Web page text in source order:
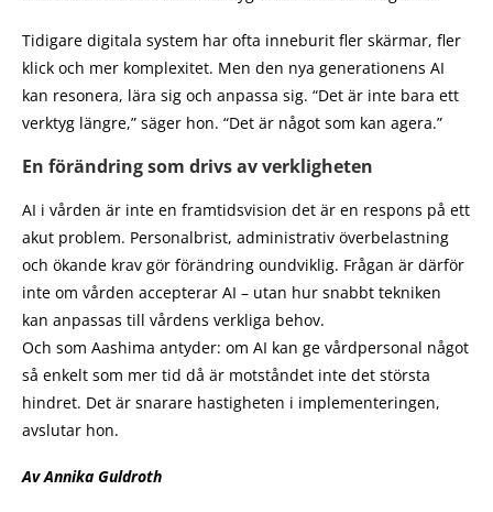
Tidigare digitala system har ofta inneburit fler skärmar, fler
klick och mer komplexitet. Men den nya generationens AI
kan resonera, lära sig och anpassa sig. “Det är inte bara ett
verktyg längre,” säger hon. “Det är något som kan agera.”
En förändring som drivs av verkligheten
AI i vården är inte en framtidsvision det är en respons på ett
akut problem. Personalbrist, administrativ överbelastning
och ökande krav gör förändring oundviklig. Frågan är därför
inte om vården accepterar AI – utan hur snabbt tekniken
kan anpassas till vårdens verkliga behov.
Och som Aashima antyder: om AI kan ge vårdpersonal något
så enkelt som mer tid då är motståndet inte det största
hindret. Det är snarare hastigheten i implementeringen,
avslutar hon.
Av Annika Guldroth